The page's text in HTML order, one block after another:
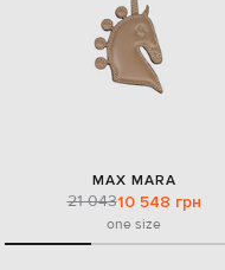
MAX MARA
21 04310 548 грн
one size